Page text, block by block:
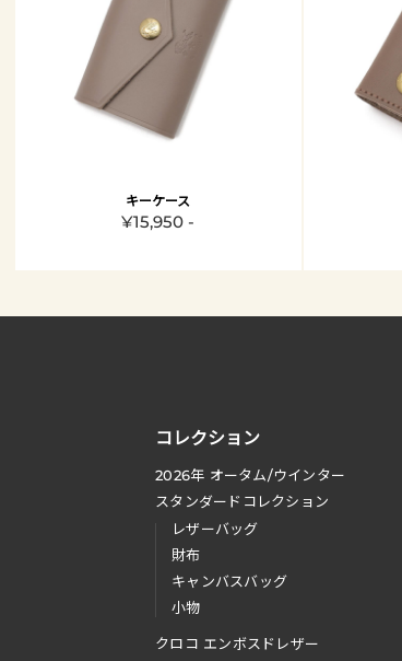
キーケース
¥15,950 -
コレクション
2026年 オータム/ウインター
スタンダードコレクション
レザーバッグ
財布
キャンバスバッグ
小物
クロコ エンボスドレザー